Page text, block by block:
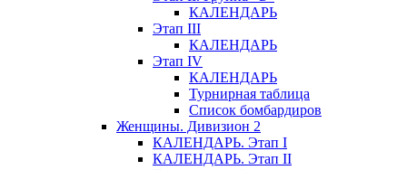
КАЛЕНДАРЬ
Этап III
КАЛЕНДАРЬ
Этап IV
КАЛЕНДАРЬ
Турнирная таблица
Список бомбардиров
Женщины. Дивизион 2
КАЛЕНДАРЬ. Этап I
КАЛЕНДАРЬ. Этап II